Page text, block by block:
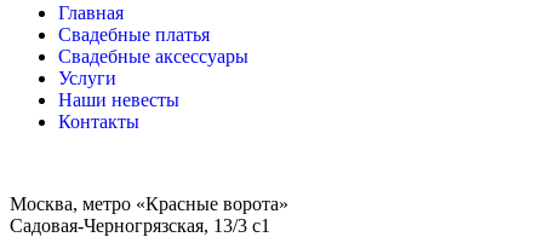
Главная
Свадебные платья
Свадебные аксессуары
Услуги
Наши невесты
Контакты
Москва, метро «Красные ворота»
Садовая-Черногрязская, 13/3 с1